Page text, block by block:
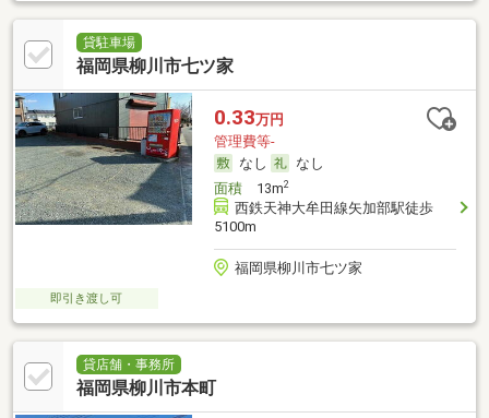
貸駐車場
福岡県柳川市七ツ家
0.33万円
管理費等-
なし
なし
面積13m2
西鉄天神大牟田線矢加部駅徒歩
5100m
福岡県柳川市七ツ家
即引き渡し可
貸店舗・事務所
福岡県柳川市本町